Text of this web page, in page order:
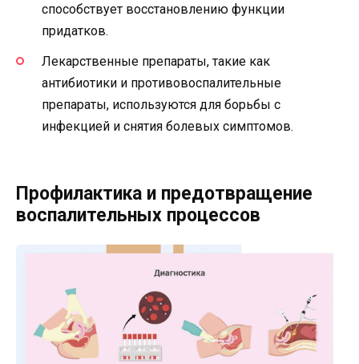
способствует восстановлению функции
придатков.
Лекарственные препараты, такие как
антибиотики и противовоспалительные
препараты, используются для борьбы с
инфекцией и снятия болевых симптомов.
Профилактика и предотвращение
воспалительных процессов